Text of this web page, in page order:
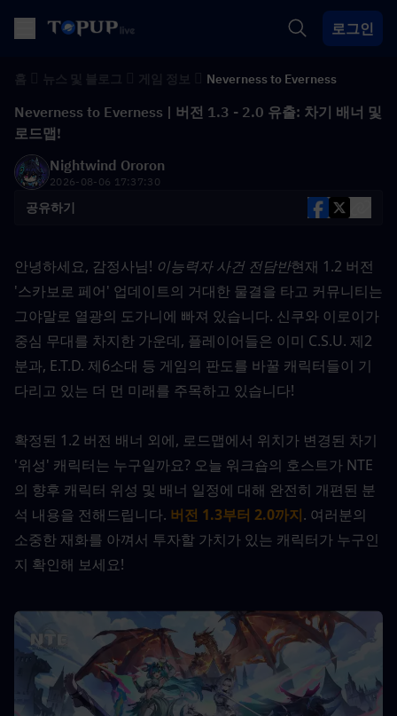
로그인
Neverness to Everness
Neverness to Everness | 버전 1.3 - 2.0 유출: 차기 배너 및
로드맵!
Nightwind Ororon
2026-08-06 17:37:30
공유하기
안녕하세요, 감정사님! 이능력자 사건 전담반현재 1.2 버전
'스카보로 페어' 업데이트의 거대한 물결을 타고 커뮤니티는
그야말로 열광의 도가니에 빠져 있습니다. 신쿠와 이로이가
중심 무대를 차지한 가운데, 플레이어들은 이미 C.S.U. 제2
분과, E.T.D. 제6소대 등 게임의 판도를 바꿀 캐릭터들이 기
다리고 있는 더 먼 미래를 주목하고 있습니다!
확정된 1.2 버전 배너 외에, 로드맵에서 위치가 변경된 차기
'위성' 캐릭터는 누구일까요? 오늘 워크숍의 호스트가 NTE
의 향후 캐릭터 위성 및 배너 일정에 대해 완전히 개편된 분
석 내용을 전해드립니다. 버전 1.3부터 2.0까지. 여러분의
소중한 재화를 아껴서 투자할 가치가 있는 캐릭터가 누구인
지 확인해 보세요!